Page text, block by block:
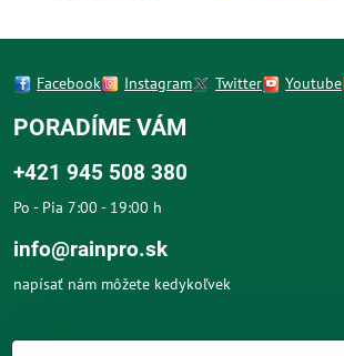
Facebook Instagram Twitter Youtube
PORADÍME VÁM
+421 945 508 380
Po - Pia 7:00 - 19:00 h
info@rainpro.sk
napísať nám môžete kedykoľvek